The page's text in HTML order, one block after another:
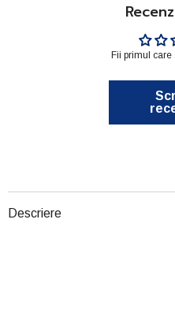
Fii primul
Descriere